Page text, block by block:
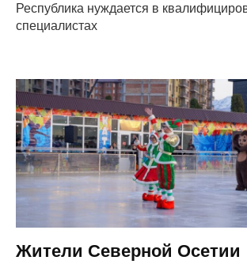
Республика нуждается в
специалистах
Жители Северной Осетии